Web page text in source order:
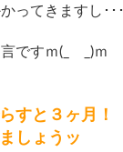
ってきますし･･･
ですｍ(_ _)ｍ
すと３ヶ月！
しょうッ